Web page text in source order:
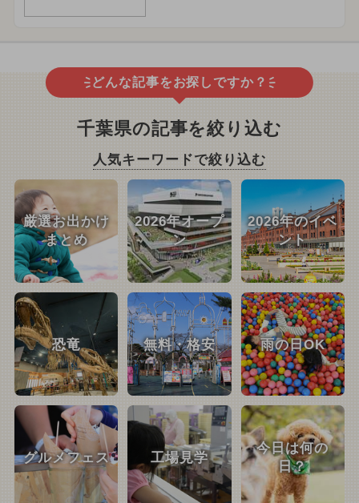
どんな記事をお探しですか？
千葉県の記事を絞り込む
人気キーワードで絞り込む
厳選お出かけ
まとめ
2026年オープ
ン
2026年のイベ
ント
恐竜 無料・格安 雨の日OK
グルメフェス 工場見学
今日は何の
日？